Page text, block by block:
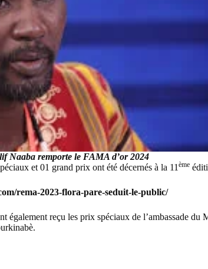
Naaba remporte le FAMA d’or 2024
et 01 grand prix ont été décernés à la 11ème
rema-2023-flora-pare-seduit-le-public/
reçu les prix spéciaux de l’ambassade du